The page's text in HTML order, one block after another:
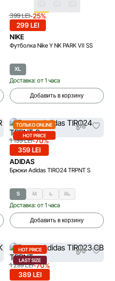
399 LEI-25%
299 LEI
NIKE
Футболка Nike Y NK PARK VII SS
XL
Доставка: от 1 часа
Добавить в корзину
ТОЛЬКО ONLINE
HOT PRICE
1 199 LEI-70%
359 LEI
ADIDAS
Брюки Adidas TIRO24 TRPNT S
S M L XL
Доставка: от 1 часа
Добавить в корзину
HOT PRICE
LAST SIZE
1 299 LEI-70%
389 LEI